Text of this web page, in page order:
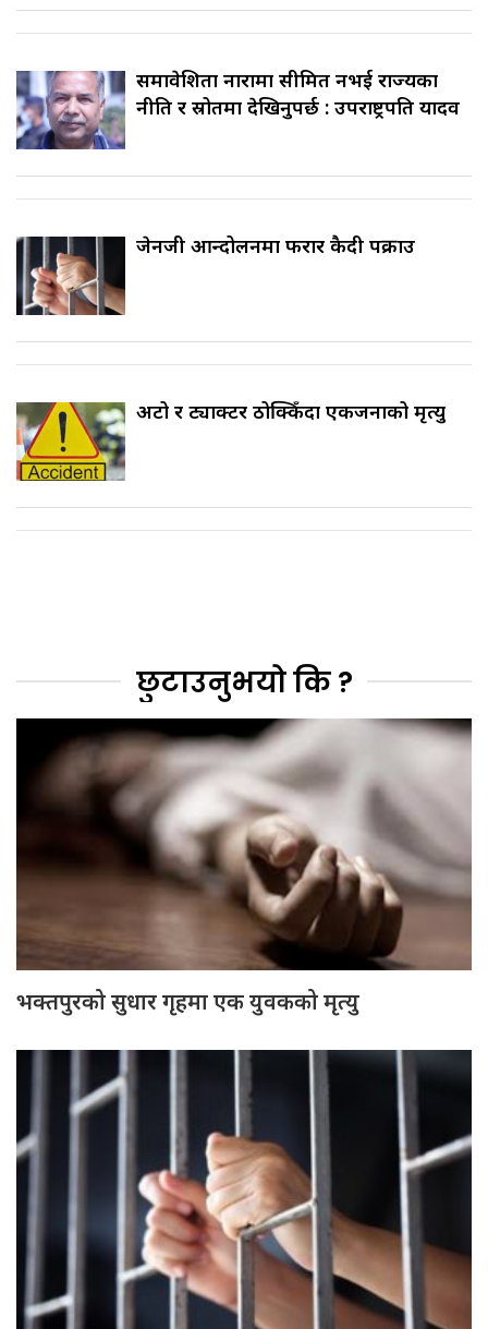
समावेशिता नारामा सीमित नभई राज्यका
नीति र स्रोतमा देखिनुपर्छ : उपराष्ट्रपति यादव
जेनजी आन्दोलनमा फरार कैदी पक्राउ
अटो र ट्याक्टर ठोक्किँदा एकजनाको मृत्यु
छुटाउनुभयो कि ?
भक्तपुरको सुधार गृहमा एक युवकको मृत्यु